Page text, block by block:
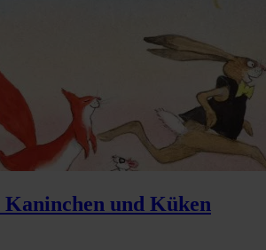
Kaninchen und Küken